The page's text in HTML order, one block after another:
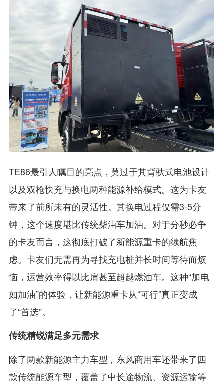
TE86最引人瞩目的亮点，莫过于其背驮式电池设计
以及双枪快充与换电两种能源补给模式。这为卡友
带来了前所未有的灵活性。其换电过程仅需3-5分
钟，这个速度堪比传统柴油车加油。对于分秒必争
的卡友而言，这彻底打破了新能源重卡的续航焦
虑。卡友们无需再为寻找充电桩并长时间等待而烦
恼，运营效率得以比肩甚至超越燃油车。这种“加电
如加油”的体验，让新能源重卡从“可行”真正变成
了“首选”。
传统精锐满足多元需求
除了两款新能源主力车型，东风商用车还带来了四
款传统能源车型，覆盖了中长途物流、资源运输等